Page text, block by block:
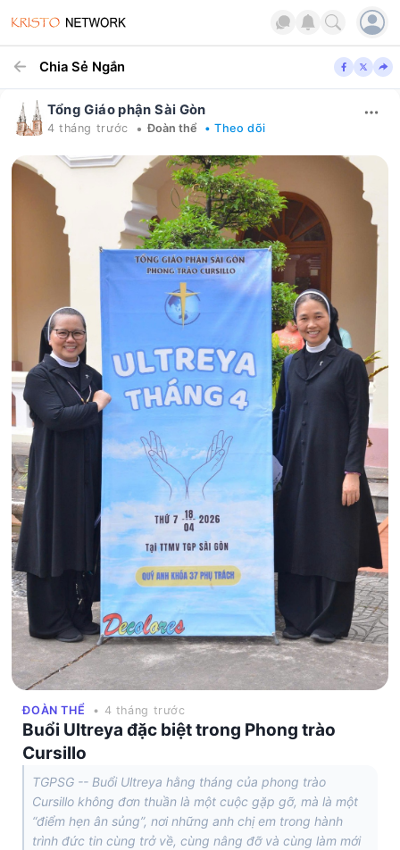
Chia Sẻ Ngắn
Tổng Giáo phận Sài Gòn
4 tháng trước • Đoàn thể • Theo dõi
ĐOÀN THỂ • 4 tháng trước
Buổi Ultreya đặc biệt trong Phong trào
Cursillo
TGPSG -- Buổi Ultreya hằng tháng của phong trào
Cursillo không đơn thuần là một cuộc gặp gỡ, mà là một
“điểm hẹn ân sủng”, nơi những anh chị em trong hành
trình đức tin cùng trở về, cùng nâng đỡ và cùng làm mới